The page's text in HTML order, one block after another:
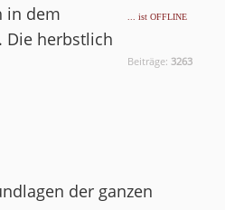
... ist OFFLINE
Beiträge: 3263
in dem
Die herbstlich
der ganzen